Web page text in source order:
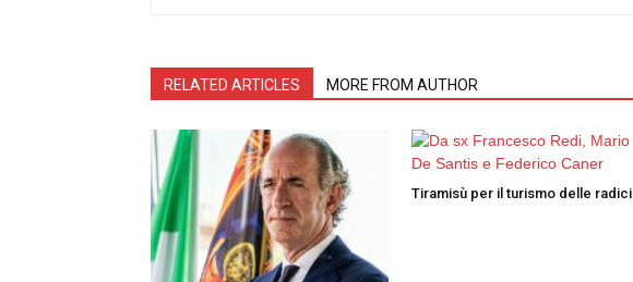
RELATED ARTICLES MORE FROM AUTHOR
Tiramisù per il turismo delle radici